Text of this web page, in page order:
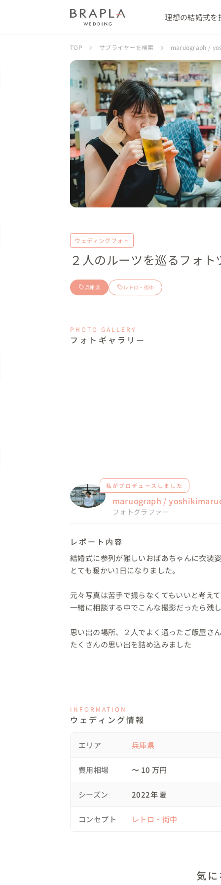
理想の結婚式を
TOP サプライヤーを検索 maruograph /
ウェディングフォト
２人のルーツを巡るフォト
兵庫県 レトロ・街中
PHOTO GALLERY
フォトギャラリー
私がプロデュースしました
maruograph /
フォトグラファー
レポート内容
結婚式に参列が難しいおばあちゃんに衣装
とても暖かい1日になりました。
元々写真は苦手で撮らなくてもいいと考え
一緒に相談する中でこんな撮影だったら残
思い出の場所、２人でよく通ったご飯屋さ
たくさんの思い出を詰め込みました
INFORMATION
ウェディング情報
エリア 兵庫県
費用相場 〜 10 万円
シーズン 2022年 夏
コンセプト レトロ・街中
気